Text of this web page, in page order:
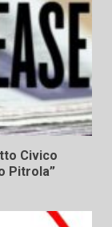
Civico
Pitrola”